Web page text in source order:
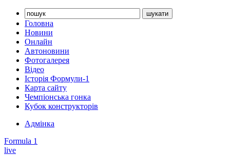
Головна
Новини
Онлайн
Автоновини
Фотогалерея
Відео
Історія Формули-1
Карта сайту
Чемпіонська гонка
Кубок конструкторів
Адмінка
Formula 1
live